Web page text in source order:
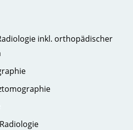
inkl. orthopädischer